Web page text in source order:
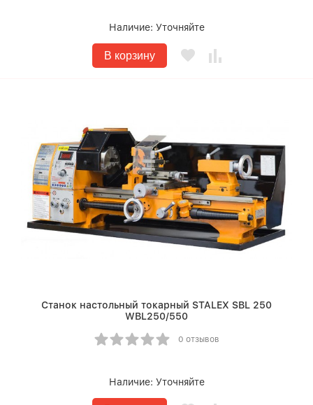
Наличие: Уточняйте
В корзину
Станок настольный токарный STALEX SBL 250
WBL250/550
0 отзывов
Наличие: Уточняйте